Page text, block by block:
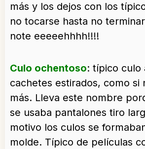
más y los dejos con los
no tocarse hasta no
note eeeeehhhh!!!!
Culo ochentoso: típico culo
cachetes estirados, como si
más. Lleva este nombre
se usaba pantalones tiro
motivo los culos se
molde. Típico de películas